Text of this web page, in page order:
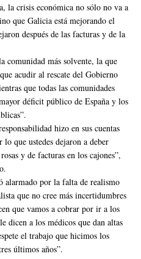
la crisis económica no sólo no va a
que Galicia está mejorando el
después de las facturas y de la
comunidad más solvente, la que
acudir al rescate del Gobierno
que todas las comunidades
déficit público de España y los
hizo en sus cuentas
lo que ustedes dejaron a deber
y de facturas en los cajones”,
alarmado por la falta de realismo
que no cree más incertidumbres
que vamos a cobrar por ir a los
dicen a los médicos que dan altas
el trabajo que hicimos los
últimos años”.